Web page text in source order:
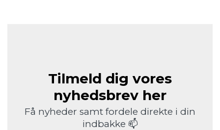
Tilmeld dig vores
nyhedsbrev her
Få nyheder samt fordele direkte i din
indbakke 📫